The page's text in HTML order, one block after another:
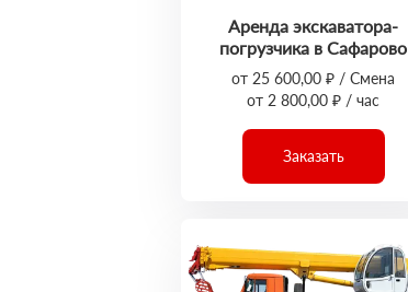
Аренда экскаватора-
погрузчика в Сафарово
от 25 600,00 ₽ / Смена
от 2 800,00 ₽ / час
Заказать